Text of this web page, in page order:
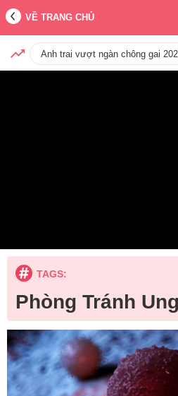
VỀ TRANG CHỦ
Anh trai vượt ngàn chông gai
TAGS:
Phòng Tránh